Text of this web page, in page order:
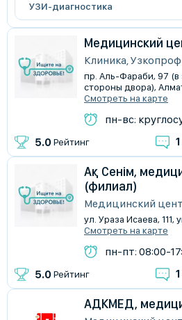
УЗИ-диагностика
Медицинский
Клиника,
пр. Аль-Фараби, 97
стороны двора),
Смотреть на карте
пн-вс:
5.0 Рейтинг
Ақ Сенім,
(филиал)
Медицинский
ул. Ураза Исаева, 111,
Смотреть на карте
пн-пт: 08:00-
5.0 Рейтинг
АДКМЕД,